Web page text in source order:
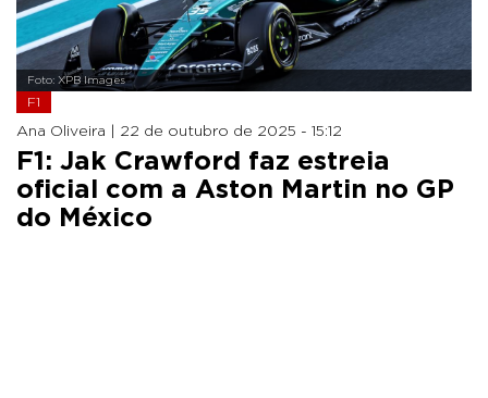
Foto: XPB Images
F1
Ana Oliveira | 22 de outubro de 2025 - 15:12
F1: Jak Crawford faz estreia
oficial com a Aston Martin no GP
do México